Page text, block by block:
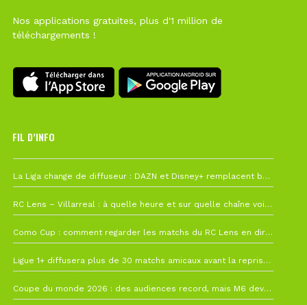
Nos applications gratuites, plus d'1 million de
téléchargements !
FIL D’INFO
La Liga change de diffuseur : DAZN et Disney+ remplacent beIN Sports !
RC Lens – Villarreal : à quelle heure et sur quelle chaîne voir la finale de la Como Cup ?
Como Cup : comment regarder les matchs du RC Lens en direct ?
Ligue 1+ diffusera plus de 30 matchs amicaux avant la reprise de la Ligue 1
Coupe du monde 2026 : des audiences record, mais M6 devrait perdre très gros !